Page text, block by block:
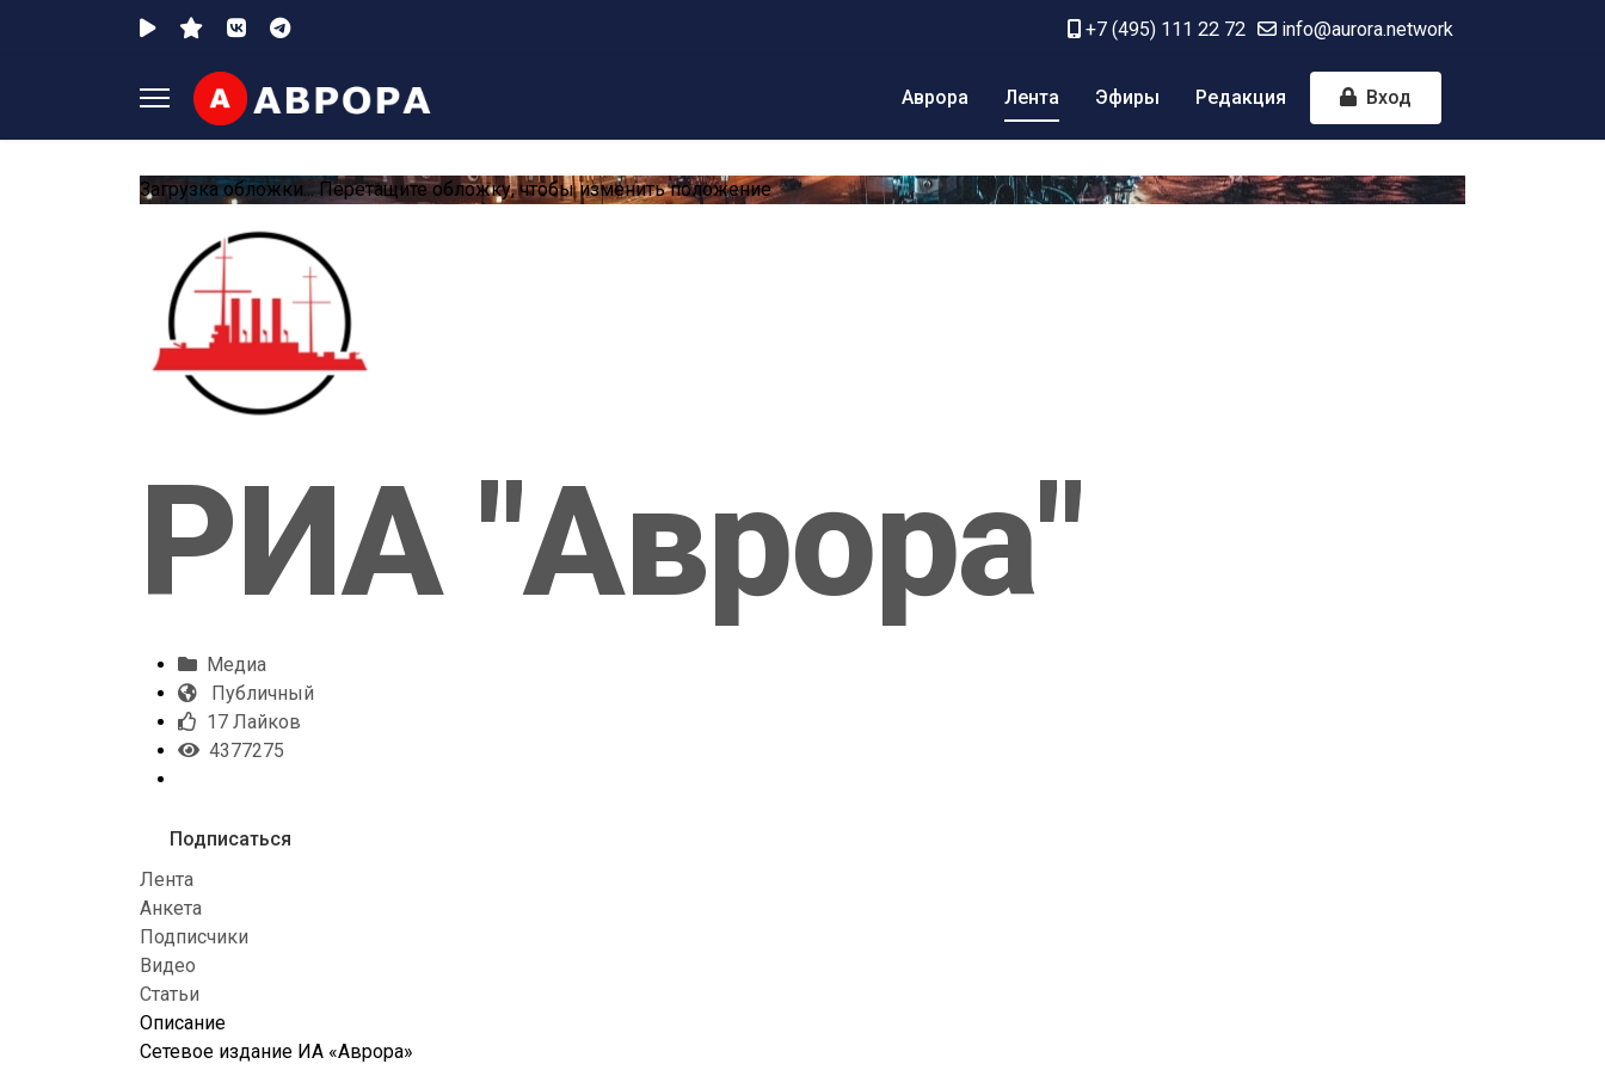
+7 (495) 111 22 72 info@aurora.network
Аврора Лента Эфиры Редакция Вход
Загрузка обложки... Перетащите обложку, чтобы изменить положение
РИА "Аврора"
Медиа
Публичный
17 Лайков
4377275
Подписаться
Лента
Анкета
Подписчики
Видео
Статьи
Описание
Сетевое издание ИА «Аврора»